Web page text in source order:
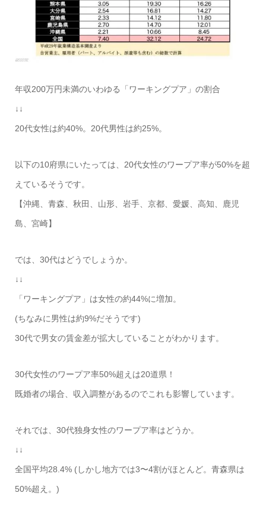
年収200万円未満のいわゆる「ワーキングプア」の割合
↓↓
20代女性は約40%。20代男性は約25%。
以下の10府県にいたっては、20代女性のワープア率が50%を超
えているそうです。
【沖縄、青森、秋田、山形、岩手、京都、愛媛、高知、鹿児
島、宮崎】
では、30代はどうでしょうか。
↓↓
「ワーキングプア」は女性の約44%に増加。
(ちなみに男性は約9%だそうです)
30代で男女の賃金差が拡大していることがわかります。
30代女性のワープア率50%超えは20道県！
既婚者の場合、収入調整があるのでこれも影響しています。
それでは、30代独身女性のワープア率はどうか。
↓↓
全国平均28.4% (しかし地方では3〜4割がほとんど。青森県は
50%超え。)